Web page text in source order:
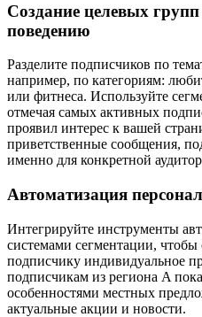
Создание целевых
поведению
Разделите подписчиков по
например, по категориям:
или фитнеса. Используйте
отмечая самых активных
проявил интерес к вашей
приветственные сообщения,
именно для конкретной
Автоматизация
Интегрируйте инструменты
системами сегментации, чтобы
подписчику индивидуальное
подписчикам из региона A
особенностями местных
актуальные акции и новости.